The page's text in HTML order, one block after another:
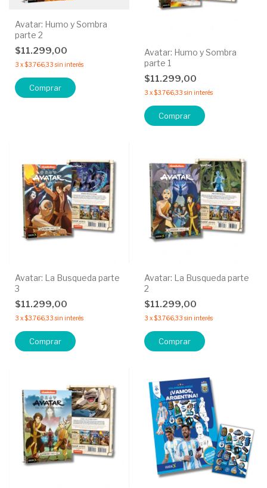
Avatar: Humo y Sombra
parte 2
$11.299,00
3 x$3.766,33 sin interés
Avatar: Humo y Sombra
parte 1
$11.299,00
3 x$3.766,33 sin interés
Avatar: La Busqueda parte
3
$11.299,00
3 x$3.766,33 sin interés
Avatar: La Busqueda parte
2
$11.299,00
3 x$3.766,33 sin interés